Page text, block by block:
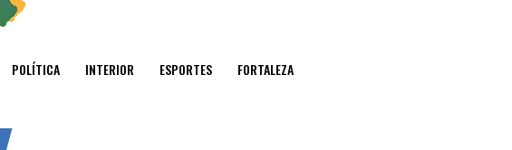
POLÍTICA INTERIOR ESPORTES FORTALEZA